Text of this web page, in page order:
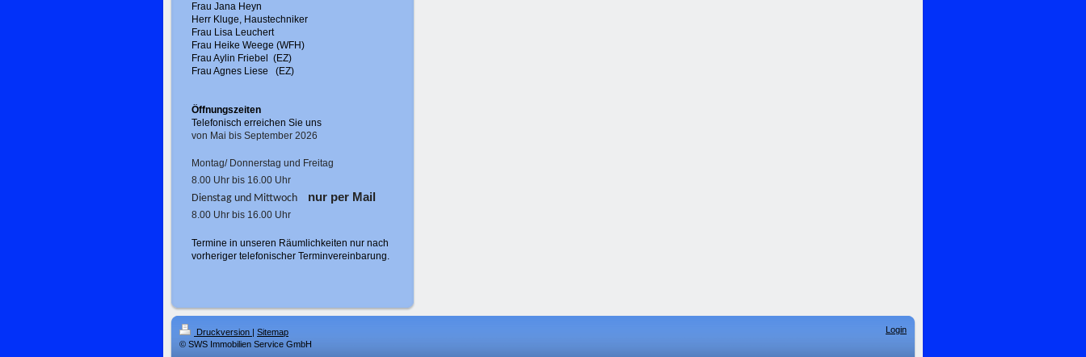
Frau Jana Heyn
Herr Kluge, Haustechniker
Frau Lisa Leuchert
Frau Heike Weege (WFH)
Frau Aylin Friebel (EZ)
Frau Agnes Liese (EZ)
Öffnungszeiten
Telefonisch erreichen Sie uns
von Mai bis September 2026
Montag/ Donnerstag und Freitag
8.00 Uhr bis 16.00 Uhr
Dienstag und Mittwoch nur per Mail
8.00 Uhr bis 16.00 Uhr
Termine in unseren Räumlichkeiten nur nach
vorheriger telefonischer Terminvereinbarung.
Druckversion | Sitemap
© SWS Immobilien Service GmbH
Login